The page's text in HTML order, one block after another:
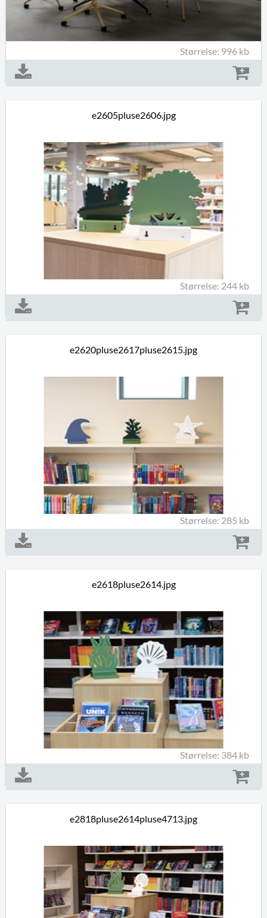
Størrelse: 996 kb
e2605pluse2606.jpg
Størrelse: 244 kb
e2620pluse2617pluse2615.jpg
Størrelse: 285 kb
e2618pluse2614.jpg
Størrelse: 384 kb
e2818pluse2614pluse4713.jpg